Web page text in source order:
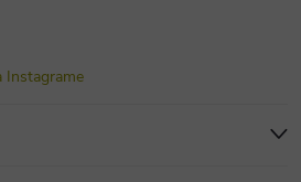
Instagrame